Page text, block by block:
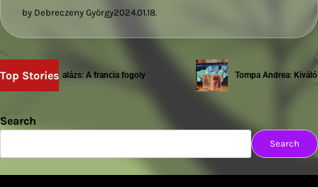
by Debreczeny György2024.01.18.
Top Stories
Sziwery Balázs: A francia fogoly Tompa Andrea: Kiváló
Search
Search